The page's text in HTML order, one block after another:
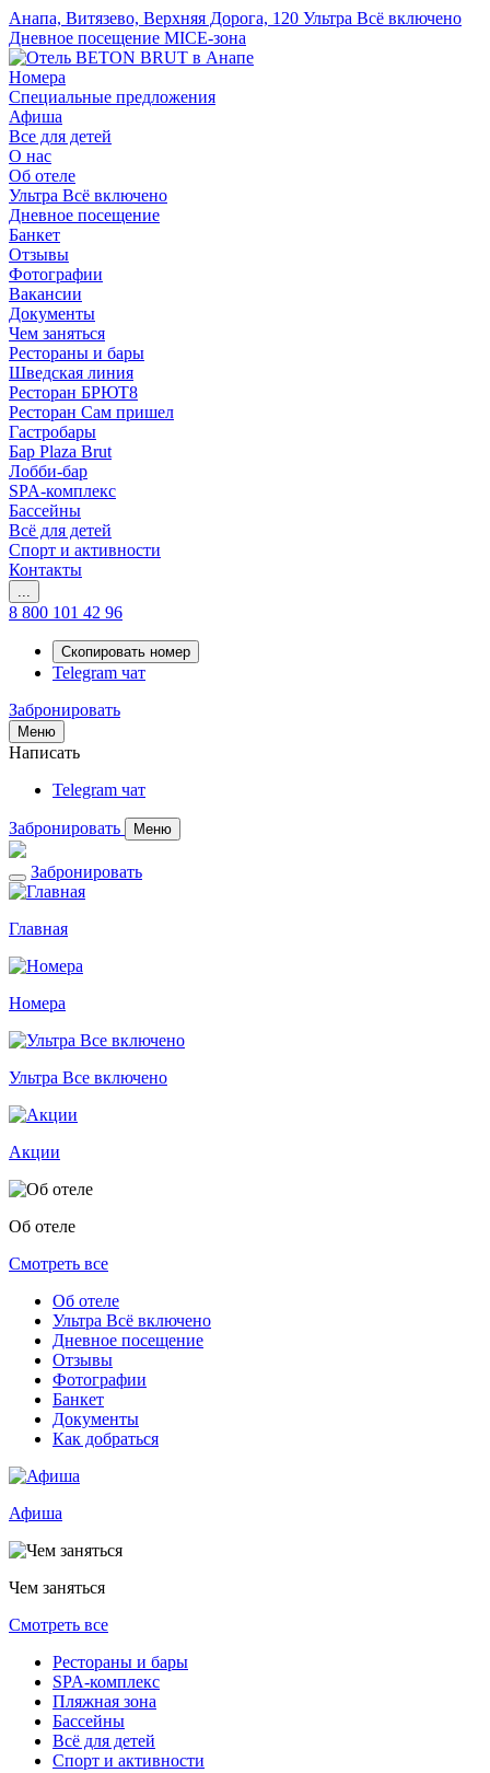
Анапа, Витязево, Верхняя Дорога, 120 Ультра Всё включено
Дневное посещение MICE-зона
Номера
Специальные предложения
Афиша
Все для детей
О нас
Об отеле
Ультра Всё включено
Дневное посещение
Банкет
Отзывы
Фотографии
Вакансии
Документы
Чем заняться
Рестораны и бары
Шведская линия
Ресторан БРЮТ8
Ресторан Сам пришел
Гастробары
Бар Plaza Brut
Лобби-бар
SPA-комплекс
Бассейны
Всё для детей
Спорт и активности
Контакты
...
8 800 101 42 96
Скопировать номер
Telegram чат
Забронировать
Меню
Написать
Telegram чат
Забронировать Меню
Забронировать
Главная
Номера
Ультра Все включено
Акции
Об отеле
Смотреть все
Об отеле
Ультра Всё включено
Дневное посещение
Отзывы
Фотографии
Банкет
Документы
Как добраться
Афиша
Чем заняться
Смотреть все
Рестораны и бары
SPA-комплекс
Пляжная зона
Бассейны
Всё для детей
Спорт и активности